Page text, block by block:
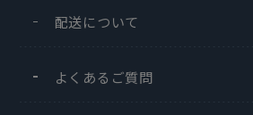
配送について
よくあるご質問